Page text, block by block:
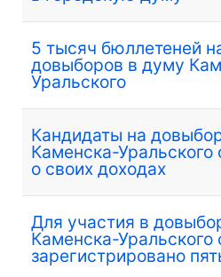
5 тысяч бюллетеней
довыборов в думу
Уральского
Кандидаты на
Каменска-Уральского
о своих доходах
Для участия в
Каменска-Уральского
зарегистрировано